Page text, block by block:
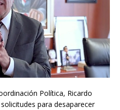
Política, Ricardo
para desaparecer